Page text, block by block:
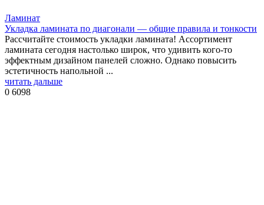
Ламинат
Укладка ламината по диагонали — общие правила и тонкости
Рассчитайте стоимость укладки ламината! Ассортимент
ламината сегодня настолько широк, что удивить кого-то
эффектным дизайном панелей сложно. Однако повысить
эстетичность напольной ...
читать дальше
0 6098